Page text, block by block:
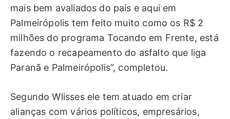
mais bem avaliados do país e aqui em
Palmeirópolis tem feito muito como os R$ 2
milhões do programa Tocando em Frente, está
fazendo o recapeamento do asfalto que liga
Paranã e Palmeirópolis”, completou.
Segundo Wlisses ele tem atuado em criar
alianças com vários políticos, empresários,